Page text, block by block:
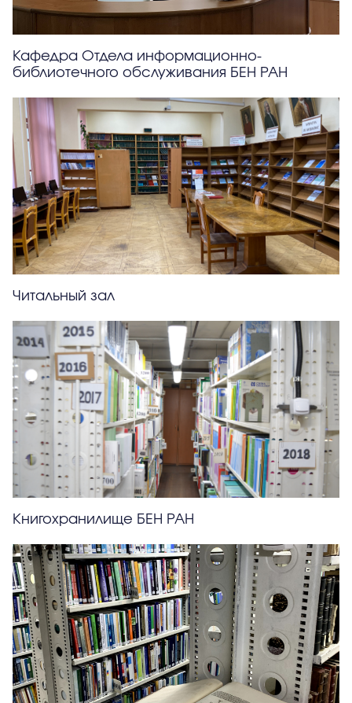
Кафедра Отдела информационно-
библиотечного обслуживания БЕН РАН
Читальный зал
Книгохранилище БЕН РАН